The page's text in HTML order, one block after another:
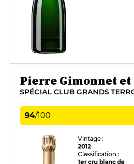
Pierre Gimonnet et
94/100
Vintage :
2012
Classification :
1er cru blanc de